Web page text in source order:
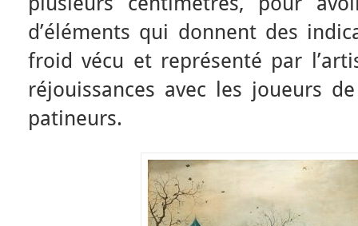
d’éléments qui donnent des
froid vécu et représenté par
réjouissances avec les joueurs
patineurs.